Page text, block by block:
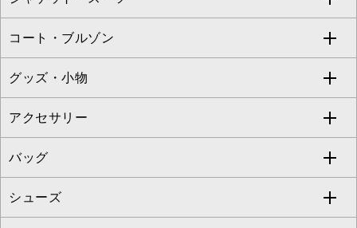
カーディガン
アンサンブルセット
ベスト・ジレ
パーカー
タンクトップ・キャミソール
チュニック
ジャンパースカート
その他のワンピース・ドレス
クロップド・半端丈パンツ
ガウチョ・ワイドパンツ
ハーフ・ショート丈パンツ
サロペット・オールインワン
その他のパンツ
ロング・マキシ丈スカート
ひざ丈スカート
ミモレ丈スカート
ショート・ミニ丈スカート
その他のスカート
すべてのジャケット・スーツ
テーラードジャケット
ノーカラージャケット
セットアップ
セットアップジャケット
コート・ブルゾン
すべてのコート・ブルゾン
トレンチコート
ピーコート
ダッフルコート
グッズ・小物
すべてのグッズ・小物
マスク
ストール・マフラー・スヌード
アクセサリー
すべてのアクセサリー
ネックレス
バッグ
すべてのバッグ
シューズ